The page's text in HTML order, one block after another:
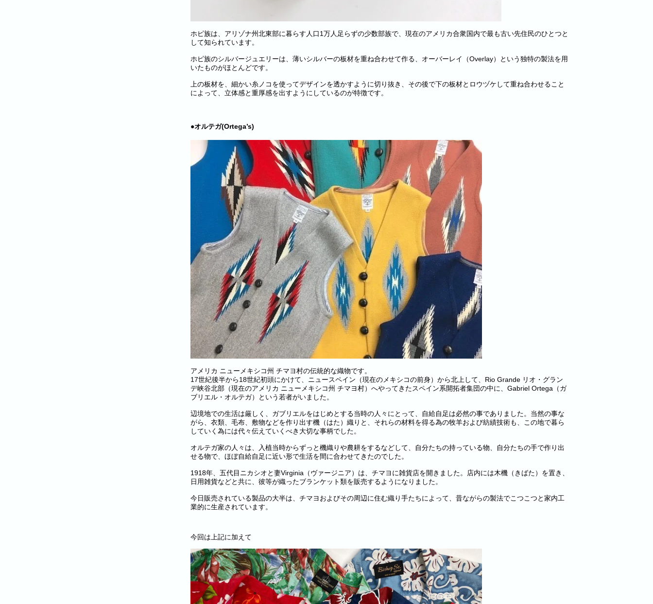
ホピ族は、アリゾナ州北東部に暮らす人口1万人足らずの少数部族で、現在のアメリカ合衆国内で最も古い先住民のひとつと
して知られています。
ホピ族のシルバージュエリーは、薄いシルバーの板材を重ね合わせて作る、オーバーレイ（Overlay）という独特の製法を用
いたものがほとんどです。
上の板材を、細かい糸ノコを使ってデザインを透かすように切り抜き、その後で下の板材とロウヅケして重ね合わせること
によって、立体感と重厚感を出すようにしているのが特徴です。
●オルテガ(Ortega’s)
アメリカ ニューメキシコ州 チマヨ村の伝統的な織物です。
17世紀後半から18世紀初頭にかけて、ニュースペイン（現在のメキシコの前身）から北上して、Rio Grande リオ・グラン
デ峡谷北部（現在のアメリカ ニューメキシコ州 チマヨ村）へやってきたスペイン系開拓者集団の中に、Gabriel Ortega（ガ
ブリエル・オルテガ）という若者がいました。
辺境地での生活は厳しく、ガブリエルをはじめとする当時の人々にとって、自給自足は必然の事でありました。当然の事な
がら、衣類、毛布、敷物などを作り出す機（はた）織りと、それらの材料を得る為の牧羊および紡績技術も、この地で暮ら
していく為には代々伝えていくべき大切な事柄でした。
オルテガ家の人々は、入植当時からずっと機織りや農耕をするなどして、自分たちの持っている物、自分たちの手で作り出
せる物で、ほぼ自給自足に近い形で生活を間に合わせてきたのでした。
1918年、五代目ニカシオと妻Virginia（ヴァージニア）は、チマヨに雑貨店を開きました。店内には木機（きばた）を置き、
日用雑貨などと共に、彼等が織ったブランケット類を販売するようになりました。
今日販売されている製品の大半は、チマヨおよびその周辺に住む織り手たちによって、昔ながらの製法でこつこつと家内工
業的に生産されています。
今回は上記に加えて